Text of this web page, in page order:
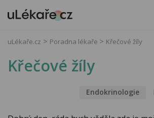
uLékaře.cz Poradna lékaře Křečové žíly
Křečové žíly
Endokrinologie